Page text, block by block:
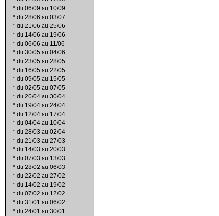
* du 06/09 au 10/09
* du 28/06 au 03/07
* du 21/06 au 25/06
* du 14/06 au 19/06
* du 06/06 au 11/06
* du 30/05 au 04/06
* du 23/05 au 28/05
* du 16/05 au 22/05
* du 09/05 au 15/05
* du 02/05 au 07/05
* du 26/04 au 30/04
* du 19/04 au 24/04
* du 12/04 au 17/04
* du 04/04 au 10/04
* du 28/03 au 02/04
* du 21/03 au 27/03
* du 14/03 au 20/03
* du 07/03 au 13/03
* du 28/02 au 06/03
* du 22/02 au 27/02
* du 14/02 au 19/02
* du 07/02 au 12/02
* du 31/01 au 06/02
* du 24/01 au 30/01